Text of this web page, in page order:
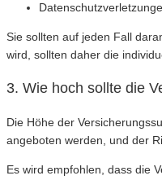
Sie sollten auf jeden Fall
wird, sollten daher die
3. Wie hoch sollte die
Die Höhe der
angeboten werden, und der
Es wird empfohlen, dass die